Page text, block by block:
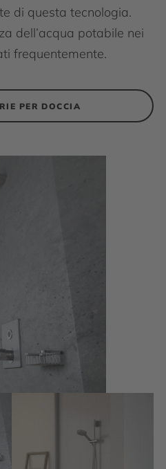
di questa tecnologia.
dell’acqua potabile nei
frequentemente.
PER DOCCIA